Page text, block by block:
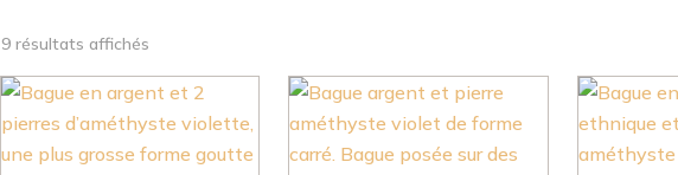
9 résultats affichés